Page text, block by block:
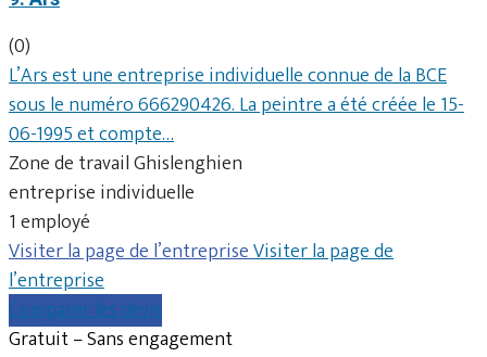
(0)
L’Ars est une entreprise individuelle connue de la BCE
sous le numéro 666290426. La peintre a été créée le 15-
06-1995 et compte…
Zone de travail Ghislenghien
entreprise individuelle
1 employé
Visiter la page de l’entrepriseVisiter la page de
l’entreprise
Comparer les devis
Gratuit – Sans engagement